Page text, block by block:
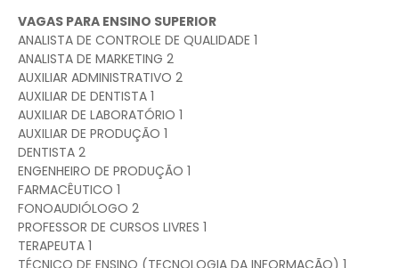
VAGAS PARA ENSINO SUPERIOR
ANALISTA DE CONTROLE DE QUALIDADE 1
ANALISTA DE MARKETING 2
AUXILIAR ADMINISTRATIVO 2
AUXILIAR DE DENTISTA 1
AUXILIAR DE LABORATÓRIO 1
AUXILIAR DE PRODUÇÃO 1
DENTISTA 2
ENGENHEIRO DE PRODUÇÃO 1
FARMACÊUTICO 1
FONOAUDIÓLOGO 2
PROFESSOR DE CURSOS LIVRES 1
TERAPEUTA 1
TÉCNICO DE ENSINO (TECNOLOGIA DA INFORMAÇÃO) 1